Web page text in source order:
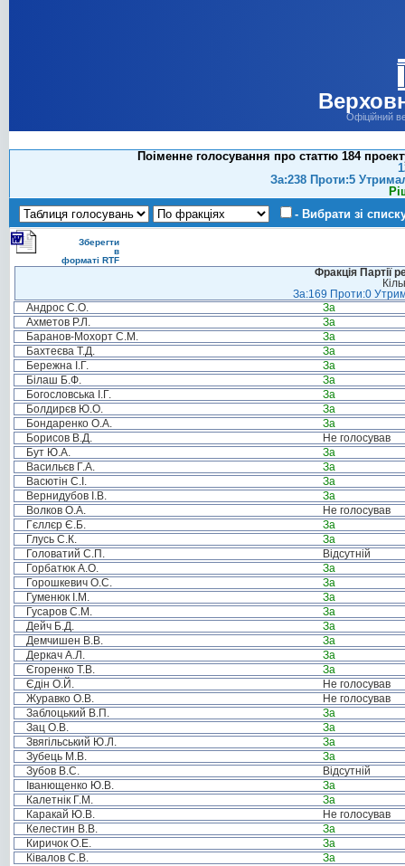
Офіційний
Поіменне голосування про статтю 184
За:238 Проти:5
- Вибрати зі
Зберегти
в
форматі RTF
Фракція Партії
За:169 Проти:0
Андрос С.О.
За
Ахметов Р.Л.
За
Баранов-Мохорт С.М.
За
Бахтеєва Т.Д.
За
Бережна І.Г.
За
Білаш Б.Ф.
За
Богословська І.Г.
За
Болдирєв Ю.О.
За
Бондаренко О.А.
За
Борисов В.Д.
Не голосував
Бут Ю.А.
За
Васильєв Г.А.
За
Васютін С.І.
За
Вернидубов І.В.
За
Волков О.А.
Не голосував
Гєллєр Є.Б.
За
Глусь С.К.
За
Головатий С.П.
Відсутній
Горбатюк А.О.
За
Горошкевич О.С.
За
Гуменюк І.М.
За
Гусаров С.М.
За
Дейч Б.Д.
За
Демчишен В.В.
За
Деркач А.Л.
За
Єгоренко Т.В.
За
Єдін О.Й.
Не голосував
Журавко О.В.
Не голосував
Заблоцький В.П.
За
Зац О.В.
За
Звягільський Ю.Л.
За
Зубець М.В.
За
Зубов В.С.
Відсутній
Іванющенко Ю.В.
За
Калетнік Г.М.
За
Каракай Ю.В.
Не голосував
Келестин В.В.
За
Киричок О.Е.
За
Ківалов С.В.
За